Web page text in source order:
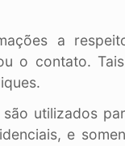
a
o contato.
utilizados
e